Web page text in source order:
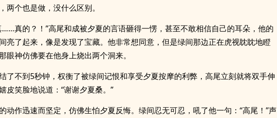
两个也是做，没什么区别。
……真的？！”高尾和成被夕夏的言语砸得一愣，甚至不敢相信自己的耳朵，他的
亮了起来，像是发现了宝藏。他非常想同意，但是绿间那边正在虎视眈眈地瞪
眼神仿佛要在他身上烧出两个洞来。
了不到5秒钟，权衡了被绿间记恨和享受夕夏按摩的利弊，高尾立刻就将双手伸
皮笑脸地说道：“谢谢夕夏桑。”
动作迅速而坚定，仿佛生怕夕夏反悔。绿间忍无可忍，吼了他一句：“高尾！”声